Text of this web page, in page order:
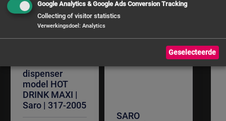
dispenser
model HOT
DRINK MAXI |
Saro | 317-2005
SARO
Google Analytics & Google Ads Conversion Tracking
Collecting of visitor statistics
Verwerkingsdoel : Analytics
Geselecteerde